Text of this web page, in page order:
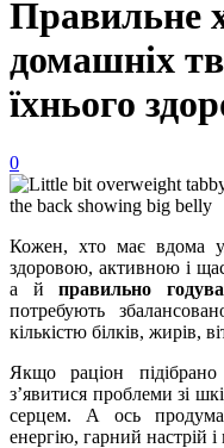
Правильне
домашніх
їхнього
0
Кожен, хто має вдома
здоровою, активною і
а йправильно
потребують
кількістю білків, жирів,
Якщо раціон
з’явитися проблеми зі
серцем. А ось
енергію, гарний настрій